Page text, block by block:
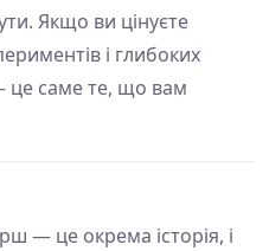
Якщо ви цінуєте
і глибоких
це саме те, що вам
— це окрема історія, і